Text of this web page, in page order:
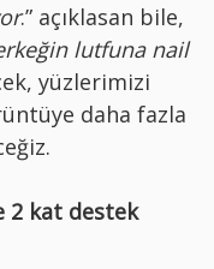
.” açıklasan bile,
lutfuna nail
yüzlerimizi
daha fazla
2 kat destek